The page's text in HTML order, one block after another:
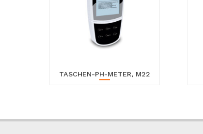
TASCHEN-PH-METER, M22